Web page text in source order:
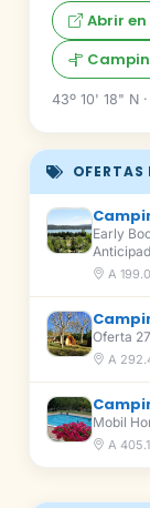
Abrir
43º 10' 18" N
Early
A
Oferta
A
Mobil
A